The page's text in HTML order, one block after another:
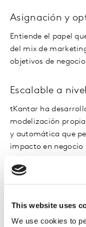
This website uses
We use cookies to
Asignación y
Entiende el papel
del mix de
objetivos de
Escalable a
tKantar ha
modelización
y automática que
impacto en negocio
Asesoramiento
en el ROI, con el
nuestra amplia